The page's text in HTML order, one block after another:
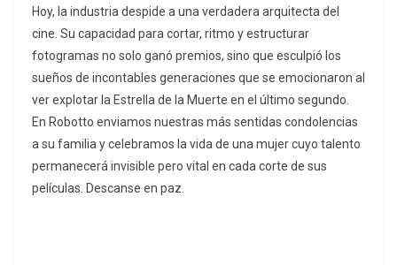
Hoy, la industria despide a una verdadera arquitecta del
cine. Su capacidad para cortar, ritmo y estructurar
fotogramas no solo ganó premios, sino que esculpió los
sueños de incontables generaciones que se emocionaron al
ver explotar la Estrella de la Muerte en el último segundo.
En Robotto enviamos nuestras más sentidas condolencias
a su familia y celebramos la vida de una mujer cuyo talento
permanecerá invisible pero vital en cada corte de sus
películas. Descanse en paz.